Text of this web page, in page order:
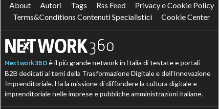
About Autori Tags Rss Feed
Privacy e Cookie Policy
Terms&Conditions Contenuti Specialistici
Cookie Center
Nextwork360 è il più grande network in Italia di testate e portali
B2B dedicati ai temi della Trasformazione Digitale e dell’Innovazione
Imprenditoriale. Ha la missione di diffondere la cultura digitale e
imprenditoriale nelle imprese e pubbliche amministrazioni italiane.